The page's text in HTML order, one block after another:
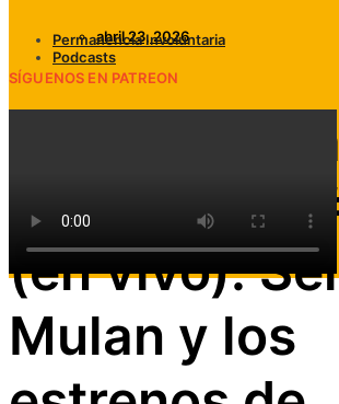
abril 23, 2026
SÍGUENOS EN PATREON
Permanencia Involuntaria
Podcasts
Permanencia
Involuntaria
(en vivo):
Mulan y los